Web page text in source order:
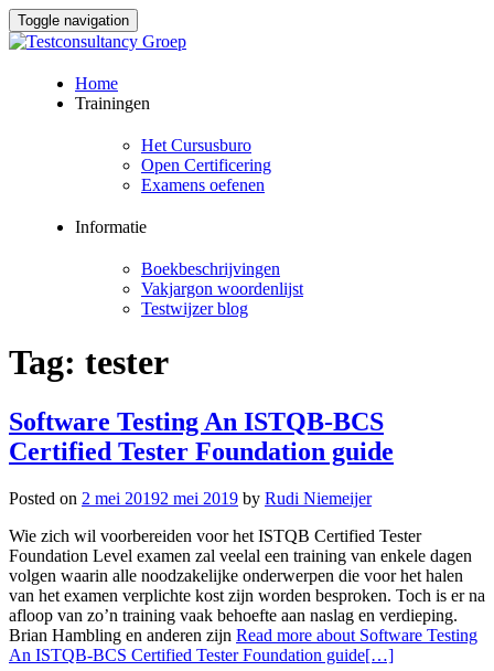
Toggle navigation
Home
Trainingen
Het Cursusburo
Open Certificering
Examens oefenen
Informatie
Boekbeschrijvingen
Vakjargon woordenlijst
Testwijzer blog
Tag: tester
Software Testing An ISTQB-BCS
Certified Tester Foundation guide
Posted on 2 mei 20192 mei 2019 by Rudi Niemeijer
Wie zich wil voorbereiden voor het ISTQB Certified Tester
Foundation Level examen zal veelal een training van enkele dagen
volgen waarin alle noodzakelijke onderwerpen die voor het halen
van het examen verplichte kost zijn worden besproken. Toch is er na
afloop van zo’n training vaak behoefte aan naslag en verdieping.
Brian Hambling en anderen zijn Read more about Software Testing
An ISTQB-BCS Certified Tester Foundation guide[…]